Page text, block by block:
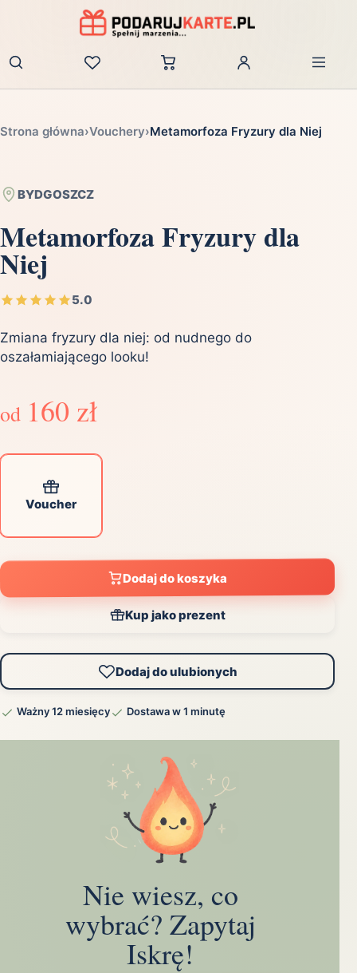
Zaloguj
Strona główna›Vouchery›Metamorfoza Fryzury dla Niej
BYDGOSZCZ
Metamorfoza Fryzury dla
Niej
5.0
Zmiana fryzury dla niej: od nudnego do
oszałamiającego looku!
od 160 zł
Voucher
Dodaj do koszyka
Kup jako prezent
Dodaj do ulubionych
Ważny 12 miesięcy Dostawa w 1 minutę
Nie wiesz, co
wybrać? Zapytaj
Iskrę!